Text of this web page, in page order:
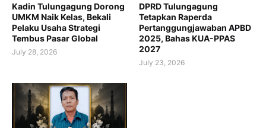
Kadin Tulungagung Dorong
UMKM Naik Kelas, Bekali
Pelaku Usaha Strategi
Tembus Pasar Global
July 28, 2026
DPRD Tulungagung
Tetapkan Raperda
Pertanggungjawaban APBD
2025, Bahas KUA-PPAS
2027
July 23, 2026